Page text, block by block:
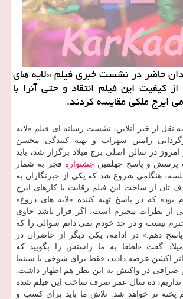
حاضر در نشست خبری فیلم «لایه های
کیفیت این فیلم انتقاد و حتی آنرا با
ایرج ملکی مقایسه کردند.
نقل از خبر آنلاین، نشست رسانه ای فیلم «لایه
رامین سهراب و تهیه کنندگی محسن
در سالن اصلی برج میلاد برگزار شد، باید
پرسش و پاسخ چهلمین جشنواره فجر به شمار
هنگامی شروع شد که یکی از خبرنگاران به
تان از ساخت این فیلم رقابت با کارهای ایرج
بود» که در پاسخ تهیه کننده «لایه های دروغ»
از نظرات محترم است، اگر قرار باشد حاوی
نیست و در حد خودم نمی دانم سوالی را که
دهم.» در ادامه، یکی دیگر از حاضران در
گفت «لطفا به ما راستش را بگویید که
اکشن عرضه دادید، فقط برای شوخی با سینما
در واکنش به این نظر هم اظهار داشت:
ده سال عمر صرف ساخت این فیلم شده
پخته تر خواهد شد. تلاش ما باید برای کسب و